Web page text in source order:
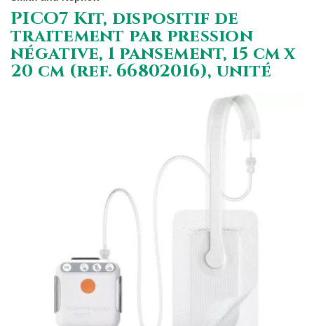
PICO7 Kit, dispositif de
traitement par pression
négative, 1 pansement, 15 cm x
20 cm (ref. 66802016), unité